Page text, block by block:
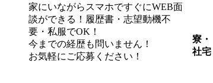
家にいながらスマホですぐにWEB面
談ができる！履歴書・志望動機不
要・私服でOK！
今までの経歴も問いません！
お気軽にご応募ください！
寮・
社宅